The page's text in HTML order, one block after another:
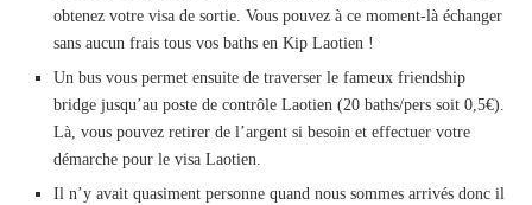
obtenez votre visa de sortie. Vous pouvez à ce moment-là échanger
sans aucun frais tous vos baths en Kip Laotien !
Un bus vous permet ensuite de traverser le fameux friendship
bridge jusqu’au poste de contrôle Laotien (20 baths/pers soit 0,5€).
Là, vous pouvez retirer de l’argent si besoin et effectuer votre
démarche pour le visa Laotien.
Il n’y avait quasiment personne quand nous sommes arrivés donc il